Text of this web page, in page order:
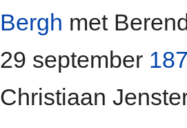
Bergh met
29 september
Christiaan